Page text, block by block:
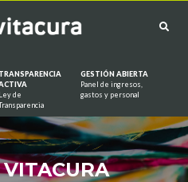
TRANSPARENCIA
Ley de
GESTIÓN ABIERTA
Panel de ingresos,
gastos y personal